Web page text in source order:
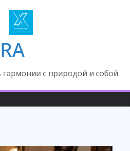
с природой и собой